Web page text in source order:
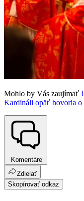
Mohlo by Vás zaujímať
Kardináli opäť hovoria o
Komentáre
Zdielať
Skopírovať odkaz